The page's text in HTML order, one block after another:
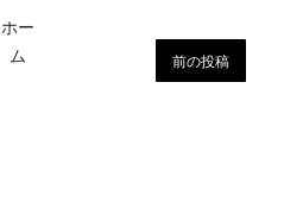
前の投稿
ホー
ム